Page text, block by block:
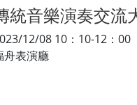
統音樂演奏交流
12/08 10：10-12：00
舟表演廳